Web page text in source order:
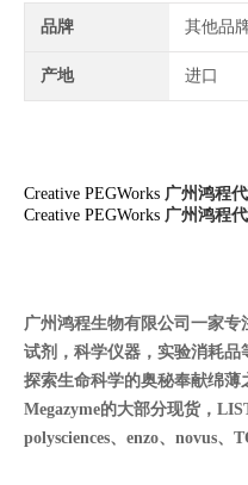
品牌 其他品
产地 进口
Creative PEGWorks 广州鸿程
Creative PEGWorks 广州鸿程
广州鸿程生物有限公司一家
试剂，科学仪器，实验消耗
探索生命科学的奥秘奉献绵薄
Megazyme的大部分现货，
polysciences、enzo、novus、T